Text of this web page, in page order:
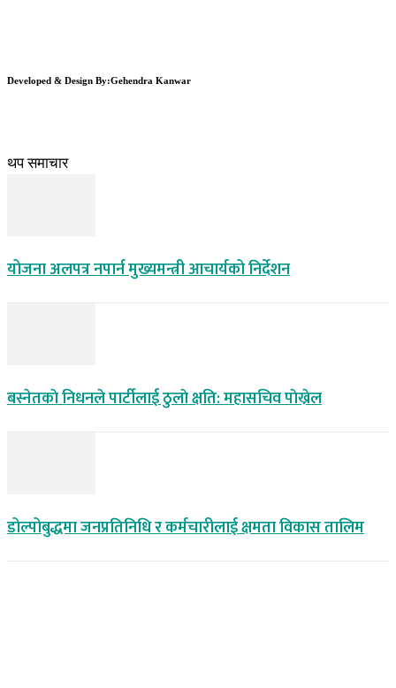
Developed & Design By:Gehendra Kanwar
थप समाचार
योजना अलपत्र नपार्न मुख्यमन्त्री आचार्यको निर्देशन
बस्नेतकाे निधनले पार्टीलाई ठुलाे क्षति: महासचिव पाेख्रेल
डोल्पोबुद्धमा जनप्रतिनिधि र कर्मचारीलाई क्षमता विकास तालिम